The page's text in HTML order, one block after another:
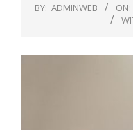
BY: ADMINWEB ON: